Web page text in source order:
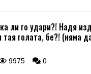
ли го удари?! Надя
голата, бе?! (няма
9975 0